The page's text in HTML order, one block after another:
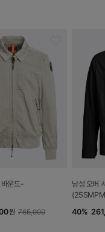
바운드-
원 765,000
남성 오버
40%